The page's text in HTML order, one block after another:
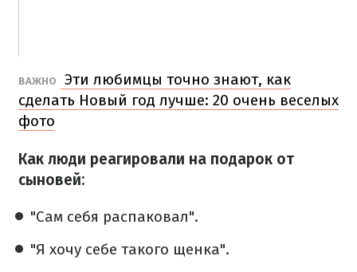
ВАЖНО
Эти любимцы точно знают, как
сделать Новый год лучше: 20 очень веселых
фото
Как люди реагировали на подарок от
сыновей:
"Сам себя распаковал".
"Я хочу себе такого щенка".